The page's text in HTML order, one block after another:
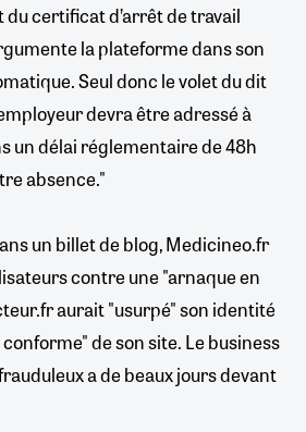
du certificat d’arrêt de travail
la plateforme dans son
Seul donc le volet du dit
devra être adressé à
un délai réglementaire de 48h
absence."
un billet de blog, Medicineo.fr
contre une "arnaque en
aurait "usurpé" son identité
de son site. Le business
a de beaux jours devant